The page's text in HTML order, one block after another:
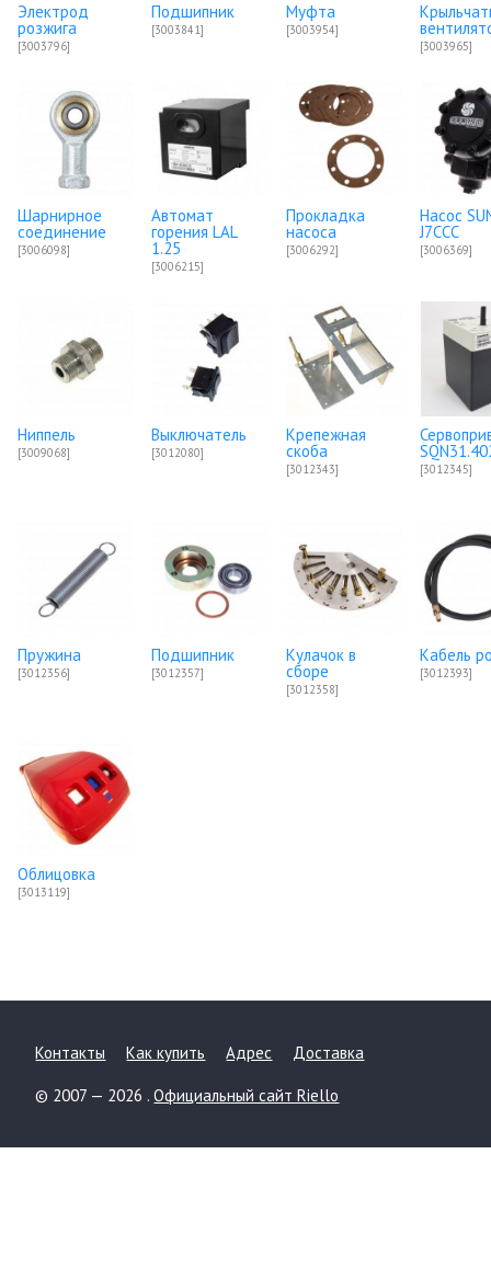
Электрод
розжига
[3003796]
Подшипник
[3003841]
Муфта
[3003954]
[3003965]
Шарнирное
соединение
[3006098]
Автомат
горения LAL
1.25
[3006215]
Прокладка
насоса
[3006292]
Насос
J7CCC
[3006369]
Ниппель
[3009068]
Выключатель
[3012080]
Крепежная
скоба
[3012343] [3012345]
Пружина
[3012356]
Подшипник
[3012357]
Кулачок в
сборе
[3012358]
Кабель
[3012393]
Облицовка
[3013119]
Контакты Как купить Адрес Доставка
© 2007 — 2026 .Официальный сайт Riello